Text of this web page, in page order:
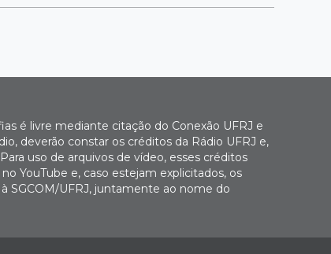
é livre mediante citação do Conexão UFRJ e
deverão constar os créditos da Rádio UFRJ e,
uso de arquivos de vídeo, esses créditos
YouTube e, caso estejam explicitados, os
SGCOM/UFRJ, juntamente ao nome do